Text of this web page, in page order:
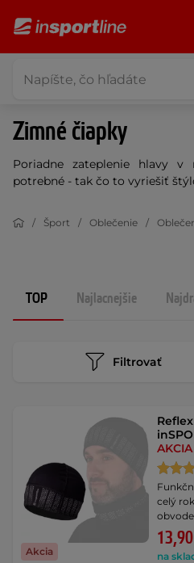
Zimné čiapky
Poriadne zateplenie hlavy
potrebné - tak čo to vyriešiť
Šport Oblečenie
TOP Najlacnejšie
Filtrovať
Akcia
AKCIA
celý
na